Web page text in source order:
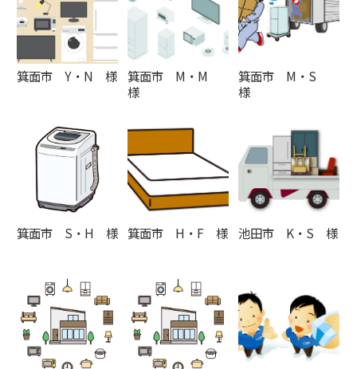
箕面市 Y・N 様 箕面市 M・M
様
箕面市 M・S
様
箕面市 S・H 様 箕面市 H・F 様 池田市 K・S 様